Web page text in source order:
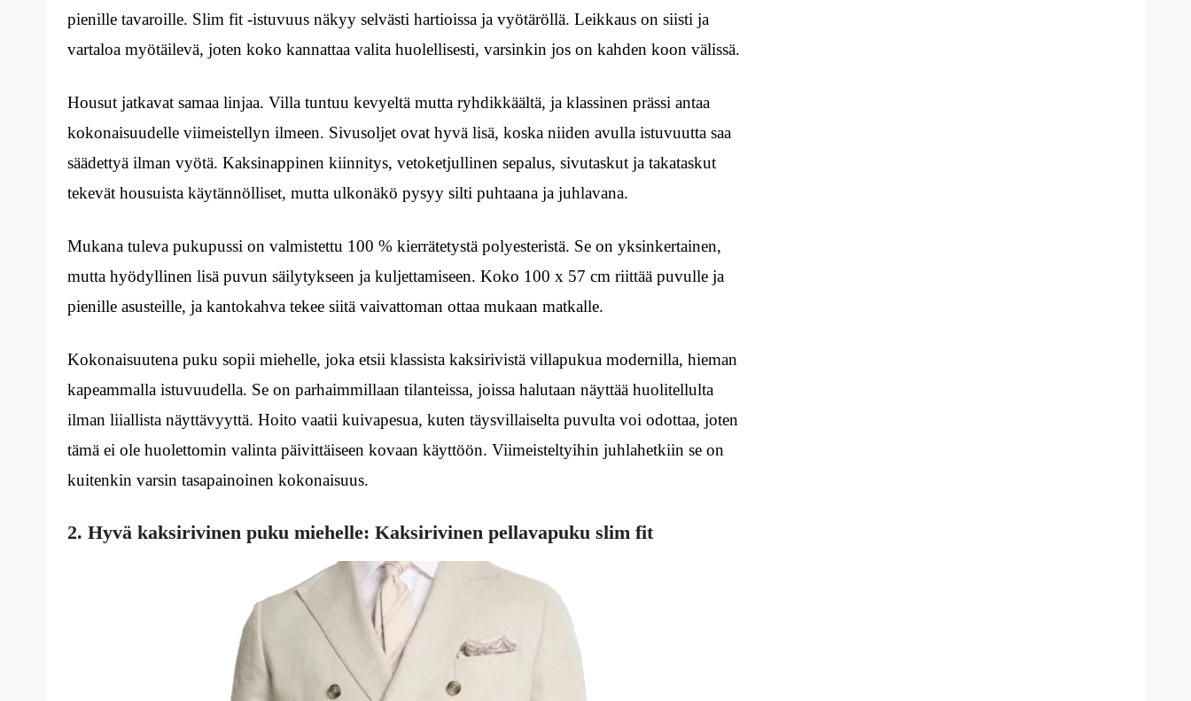
pienille tavaroille. Slim fit -istuvuus näkyy selvästi hartioissa ja vyötäröllä. Leikkaus on siisti ja
vartaloa myötäilevä, joten koko kannattaa valita huolellisesti, varsinkin jos on kahden koon välissä.
Housut jatkavat samaa linjaa. Villa tuntuu kevyeltä mutta ryhdikkäältä, ja klassinen prässi antaa
kokonaisuudelle viimeistellyn ilmeen. Sivusoljet ovat hyvä lisä, koska niiden avulla istuvuutta saa
säädettyä ilman vyötä. Kaksinappinen kiinnitys, vetoketjullinen sepalus, sivutaskut ja takataskut
tekevät housuista käytännölliset, mutta ulkonäkö pysyy silti puhtaana ja juhlavana.
Mukana tuleva pukupussi on valmistettu 100 % kierrätetystä polyesteristä. Se on yksinkertainen,
mutta hyödyllinen lisä puvun säilytykseen ja kuljettamiseen. Koko 100 x 57 cm riittää puvulle ja
pienille asusteille, ja kantokahva tekee siitä vaivattoman ottaa mukaan matkalle.
Kokonaisuutena puku sopii miehelle, joka etsii klassista kaksirivistä villapukua modernilla, hieman
kapeammalla istuvuudella. Se on parhaimmillaan tilanteissa, joissa halutaan näyttää huolitellulta
ilman liiallista näyttävyyttä. Hoito vaatii kuivapesua, kuten täysvillaiselta puvulta voi odottaa, joten
tämä ei ole huolettomin valinta päivittäiseen kovaan käyttöön. Viimeisteltyihin juhlahetkiin se on
kuitenkin varsin tasapainoinen kokonaisuus.
2. Hyvä kaksirivinen puku miehelle: Kaksirivinen pellavapuku slim fit